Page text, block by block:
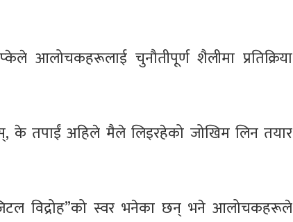
आलोचकहरूलाई चुनौतीपूर्ण शैलीमा प्रतिक्रिया
के तपाईं अहिले मैले लिइरहेको जोखिम लिन तयार
विद्रोह”को स्वर भनेका छन् भने आलोचकहरूले